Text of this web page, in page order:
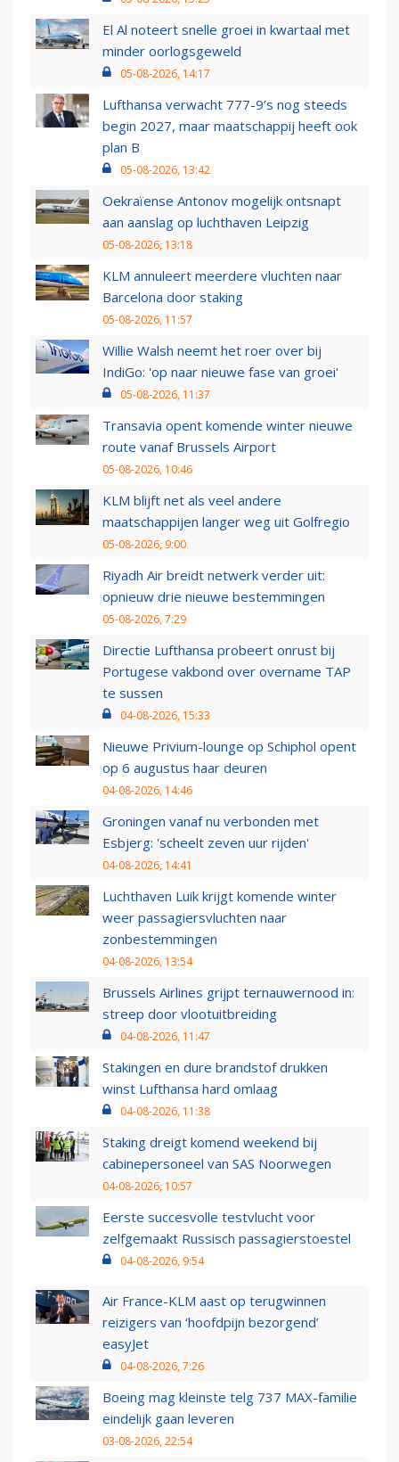
El Al noteert snelle groei in kwartaal met
minder oorlogsgeweld
05-08-2026, 14:17
Lufthansa verwacht 777-9’s nog steeds
begin 2027, maar maatschappij heeft ook
plan B
05-08-2026, 13:42
Oekraïense Antonov mogelijk ontsnapt
aan aanslag op luchthaven Leipzig
05-08-2026, 13:18
KLM annuleert meerdere vluchten naar
Barcelona door staking
05-08-2026, 11:57
Willie Walsh neemt het roer over bij
IndiGo: 'op naar nieuwe fase van groei'
05-08-2026, 11:37
Transavia opent komende winter nieuwe
route vanaf Brussels Airport
05-08-2026, 10:46
KLM blijft net als veel andere
maatschappijen langer weg uit Golfregio
05-08-2026, 9:00
Riyadh Air breidt netwerk verder uit:
opnieuw drie nieuwe bestemmingen
05-08-2026, 7:29
Directie Lufthansa probeert onrust bij
Portugese vakbond over overname TAP
te sussen
04-08-2026, 15:33
Nieuwe Privium-lounge op Schiphol opent
op 6 augustus haar deuren
04-08-2026, 14:46
Groningen vanaf nu verbonden met
Esbjerg: 'scheelt zeven uur rijden'
04-08-2026, 14:41
Luchthaven Luik krijgt komende winter
weer passagiersvluchten naar
zonbestemmingen
04-08-2026, 13:54
Brussels Airlines grijpt ternauwernood in:
streep door vlootuitbreiding
04-08-2026, 11:47
Stakingen en dure brandstof drukken
winst Lufthansa hard omlaag
04-08-2026, 11:38
Staking dreigt komend weekend bij
cabinepersoneel van SAS Noorwegen
04-08-2026, 10:57
Eerste succesvolle testvlucht voor
zelfgemaakt Russisch passagierstoestel
04-08-2026, 9:54
Air France-KLM aast op terugwinnen
reizigers van ‘hoofdpijn bezorgend’
easyJet
04-08-2026, 7:26
Boeing mag kleinste telg 737 MAX-familie
eindelijk gaan leveren
03-08-2026, 22:54